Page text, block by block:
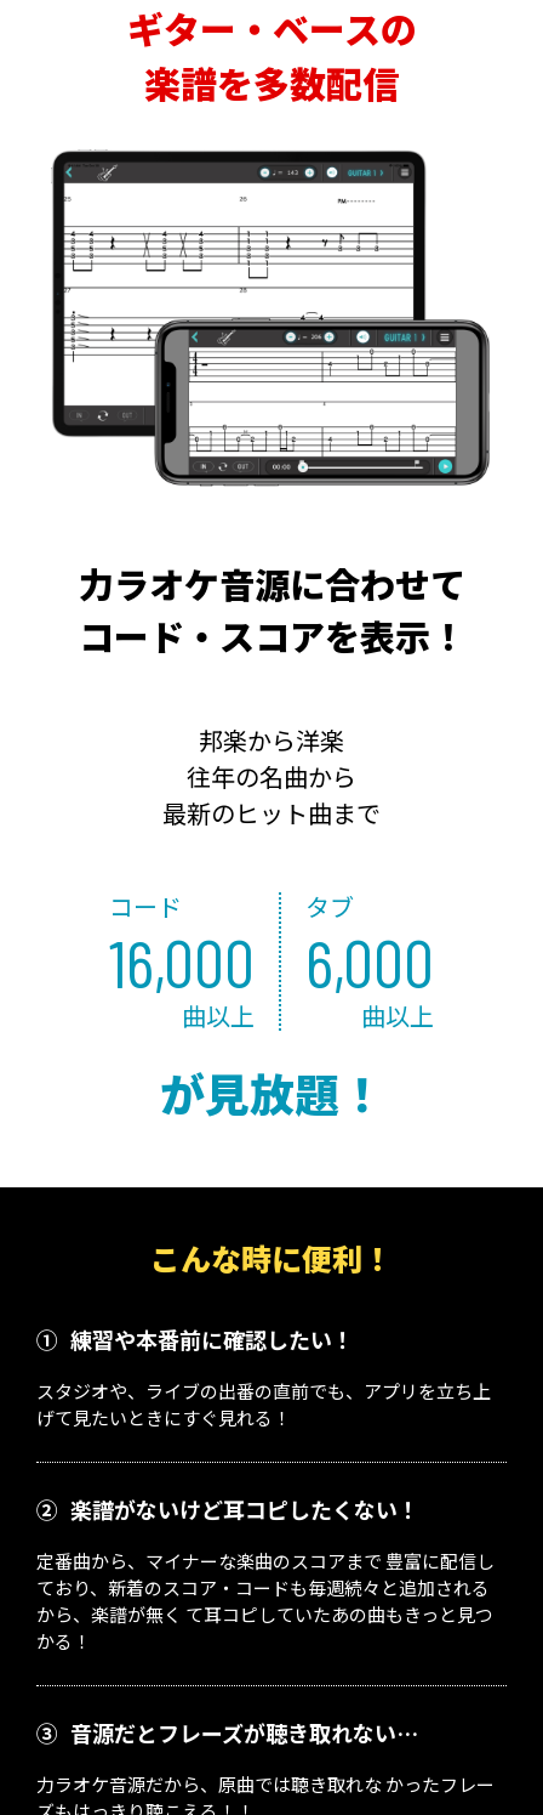
ギター・ベースの
楽譜を多数配信
力ラオケ音源に合わせて
コード・スコアを表示！
邦楽から洋楽
往年の名曲から
最新のヒット曲まで
コード
16,000
曲以上
タブ
6,000
曲以上
が見放題！
こんな時に便利！
① 練習や本番前に確認したい！
スタジオや、ライブの出番の直前でも、アプリを立ち上
げて見たいときにすぐ見れる！
② 楽譜がないけど耳コピしたくない！
定番曲から、マイナーな楽曲のスコアまで 豊富に配信し
ており、新着のスコア・コードも毎週続々と追加される
から、楽譜が無く て耳コピしていたあの曲もきっと見つ
かる！
③ 音源だとフレーズが聴き取れない…
力ラオケ音源だから、原曲では聴き取れな かったフレー